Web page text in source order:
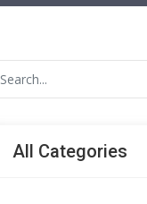
All Categories